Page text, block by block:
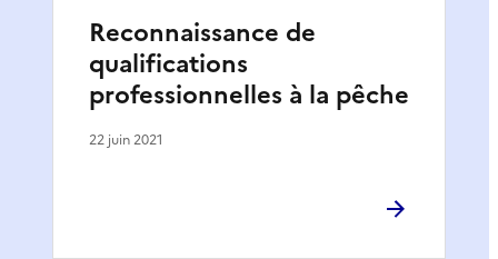
Reconnaissance de
qualifications
professionnelles à la pêche
22 juin 2021